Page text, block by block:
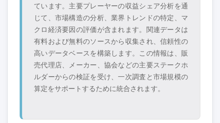
ています。主要プレーヤーの収益シェア分析を通
じて、市場構造の分析、業界トレンドの特定、マ
クロ経済要因の評価が含まれます。関連データは
有料および無料のソースから収集され、信頼性の
高いデータベースを構築します。この情報は、販
売代理店、メーカー、協会などの主要ステークホ
ルダーからの検証を受け、一次調査と市場規模の
算定をサポートするために統合されます。